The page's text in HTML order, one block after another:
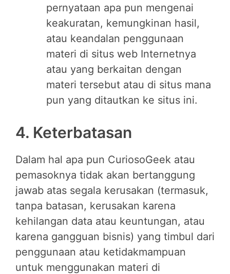
pernyataan apa pun mengenai
keakuratan, kemungkinan hasil,
atau keandalan penggunaan
materi di situs web Internetnya
atau yang berkaitan dengan
materi tersebut atau di situs mana
pun yang ditautkan ke situs ini.
4. Keterbatasan
Dalam hal apa pun CuriosoGeek atau
pemasoknya tidak akan bertanggung
jawab atas segala kerusakan (termasuk,
tanpa batasan, kerusakan karena
kehilangan data atau keuntungan, atau
karena gangguan bisnis) yang timbul dari
penggunaan atau ketidakmampuan
untuk menggunakan materi di